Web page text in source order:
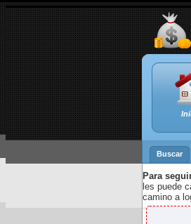
Buscar
Para
les puede
camino a